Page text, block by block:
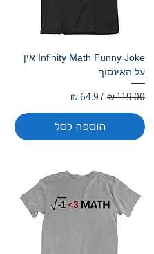
Infinity Math Funny Joke אין
על האינסוף
מחיר רגיל מחיר מבצע
הוספה לסל